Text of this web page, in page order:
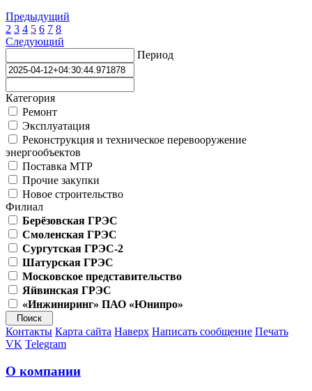
Предыдущий
2 3 4 5 6 7 8
Следующий
Период
Категория
Ремонт
Эксплуатация
Реконструкция и техническое перевооружение
энергообъектов
Поставка МТР
Прочие закупки
Новое строительство
Филиал
Берёзовская ГРЭС
Смоленская ГРЭС
Сургутская ГРЭС-2
Шатурская ГРЭС
Московское представительство
Яйвинская ГРЭС
«Инжиниринг» ПАО «Юнипро»
Контакты Карта сайта Наверх Написать сообщение Печать
VK Telegram
О компании